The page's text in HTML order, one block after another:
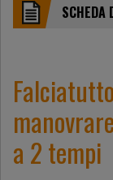
SCHEDA
a 2 tempi